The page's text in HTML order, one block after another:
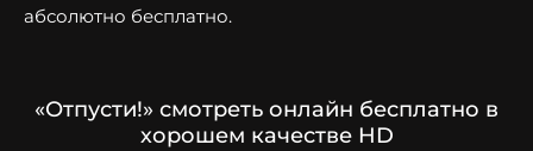
абсолютно бесплатно.
«Отпусти!» смотреть онлайн бесплатно в
хорошем качестве HD